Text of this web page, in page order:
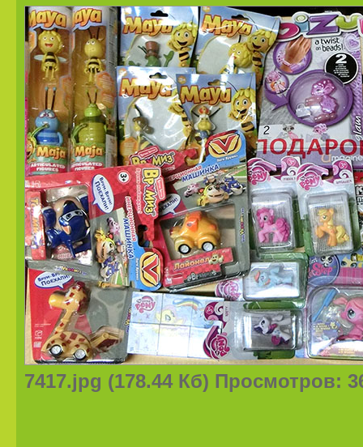
7417.jpg (178.44 Кб) Просмотров: